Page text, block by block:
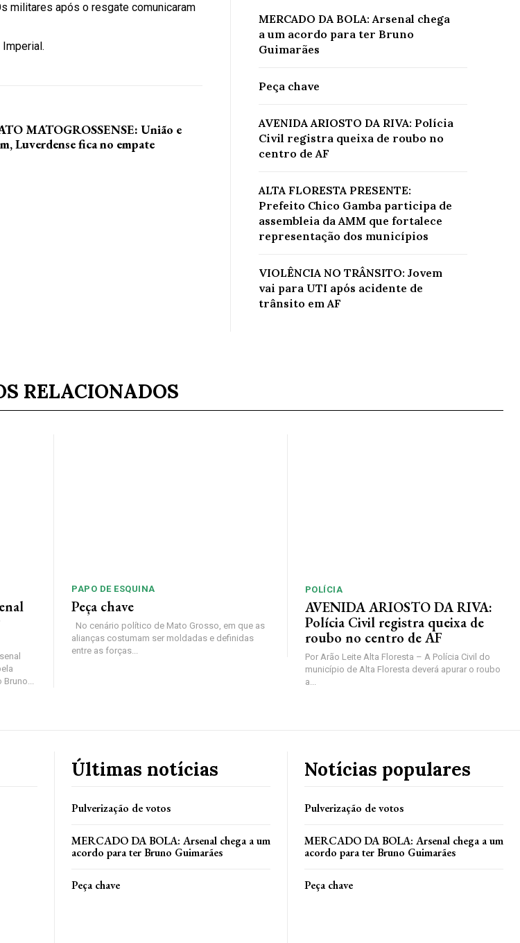
militares após o resgate comunicaram
MATOGROSSENSE: União e
Luverdense fica no empate
MERCADO DA BOLA: Arsenal chega
a um acordo para ter Bruno
Guimarães
Peça chave
AVENIDA ARIOSTO DA RIVA: Polícia
Civil registra queixa de roubo no
centro de AF
ALTA FLORESTA PRESENTE:
Prefeito Chico Gamba participa de
assembleia da AMM que fortalece
representação dos municípios
VIOLÊNCIA NO TRÂNSITO: Jovem
vai para UTI após acidente de
trânsito em AF
RELACIONADOS
PAPO DE ESQUINA
Peça chave
No cenário político de Mato Grosso, em que as
alianças costumam ser moldadas e definidas
entre as forças...
POLÍCIA
AVENIDA ARIOSTO DA RIVA:
Polícia Civil registra queixa de
roubo no centro de AF
Por Arão Leite Alta Floresta – A Polícia Civil do
município de Alta Floresta deverá apurar o roubo
a...
Últimas notícias
Pulverização de votos
MERCADO DA BOLA: Arsenal chega a um
acordo para ter Bruno Guimarães
Peça chave
Notícias populares
Pulverização de votos
MERCADO DA BOLA: Arsenal chega a um
acordo para ter Bruno Guimarães
Peça chave